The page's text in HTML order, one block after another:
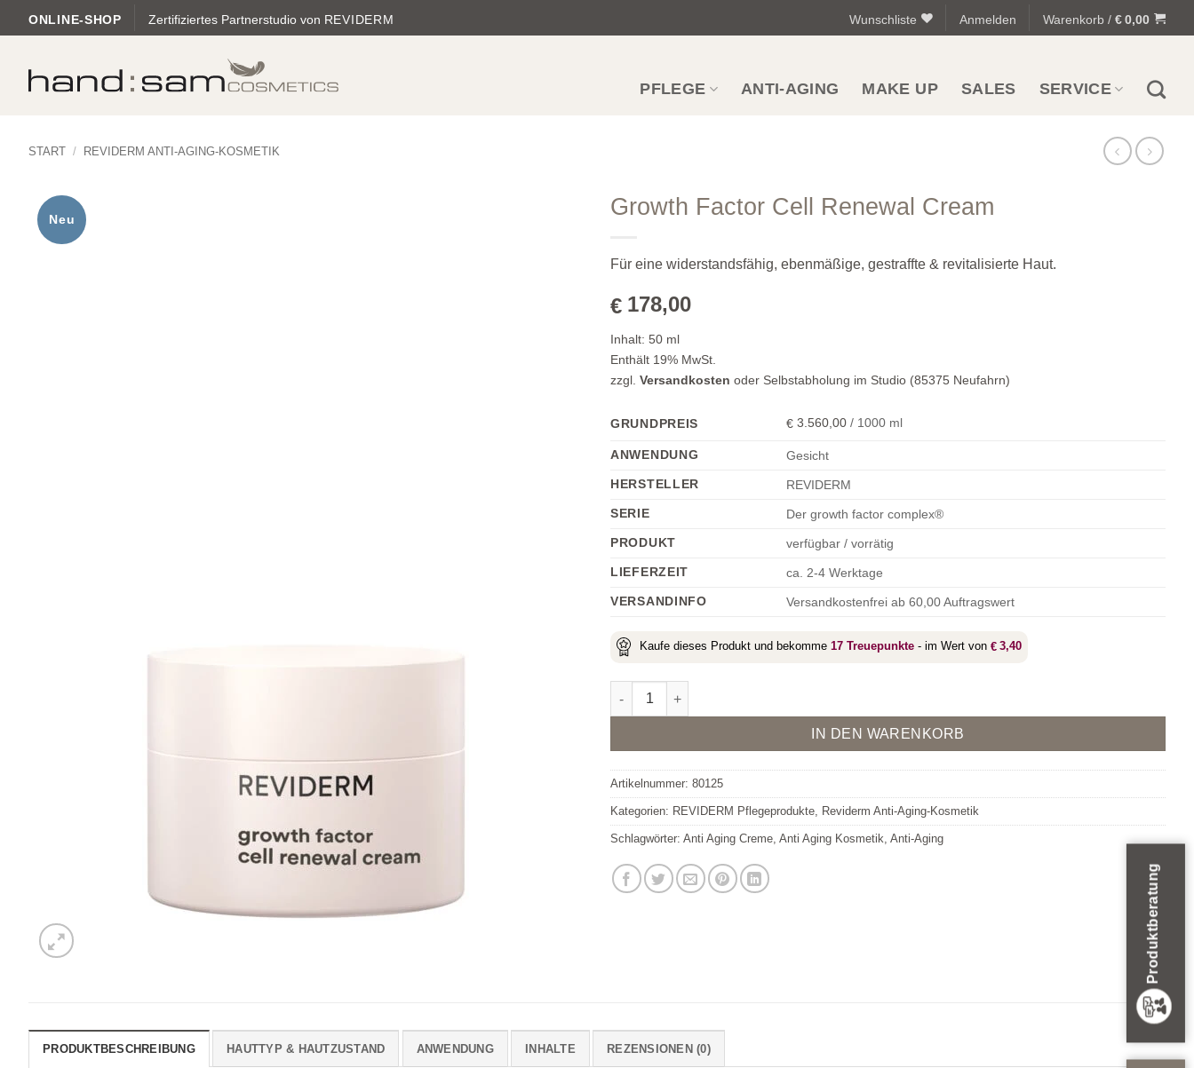
Inhalt
ONLINE-SHOP Zertifiziertes Partnerstudio von REVIDERM Wunschliste Anmelden Warenkorb / € 0,00
PFLEGE ANTI-AGING MAKE UP SALES SERVICE
START / REVIDERM ANTI-AGING-KOSMETIK
Neu
Growth Factor Cell Renewal Cream
Für eine widerstandsfähig, ebenmäßige, gestraffte & revitalisierte Haut.
€ 178,00
Inhalt: 50 ml
Enthält 19% MwSt.
zzgl. Versandkosten oder Selbstabholung im Studio (85375 Neufahrn)
GRUNDPREIS € 3.560,00 / 1000 ml
ANWENDUNG
Gesicht
HERSTELLER
REVIDERM
SERIE
Der growth factor complex®
PRODUKT
verfügbar / vorrätig
LIEFERZEIT
ca. 2-4 Werktage
VERSANDINFO
Versandkostenfrei ab 60,00 Auftragswert
Kaufe dieses Produkt und bekomme 17 Treuepunkte - im Wert von € 3,40
Growth Factor Cell Renewal Cream Menge
IN DEN WARENKORB
Alternative:
Artikelnummer: 80125
Kategorien: REVIDERM Pflegeprodukte Reviderm Anti-Aging-Kosmetik
Schlagwörter: Anti Aging Creme Anti Aging Kosmetik Anti-Aging
PRODUKTBESCHREIBUNG HAUTTYP & HAUTZUSTAND ANWENDUNG INHALTE REZENSIONEN (0)
Produktberatung